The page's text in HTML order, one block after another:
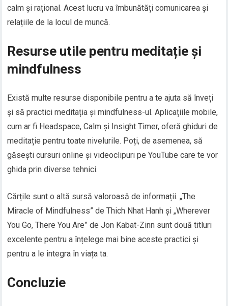
calm și rațional. Acest lucru va îmbunătăți comunicarea și
relațiile de la locul de muncă.
Resurse utile pentru meditație și
mindfulness
Există multe resurse disponibile pentru a te ajuta să înveți
și să practici meditația și mindfulness-ul. Aplicațiile mobile,
cum ar fi Headspace, Calm și Insight Timer, oferă ghiduri de
meditație pentru toate nivelurile. Poți, de asemenea, să
găsești cursuri online și videoclipuri pe YouTube care te vor
ghida prin diverse tehnici.
Cărțile sunt o altă sursă valoroasă de informații. „The
Miracle of Mindfulness” de Thich Nhat Hanh și „Wherever
You Go, There You Are” de Jon Kabat-Zinn sunt două titluri
excelente pentru a înțelege mai bine aceste practici și
pentru a le integra în viața ta.
Concluzie